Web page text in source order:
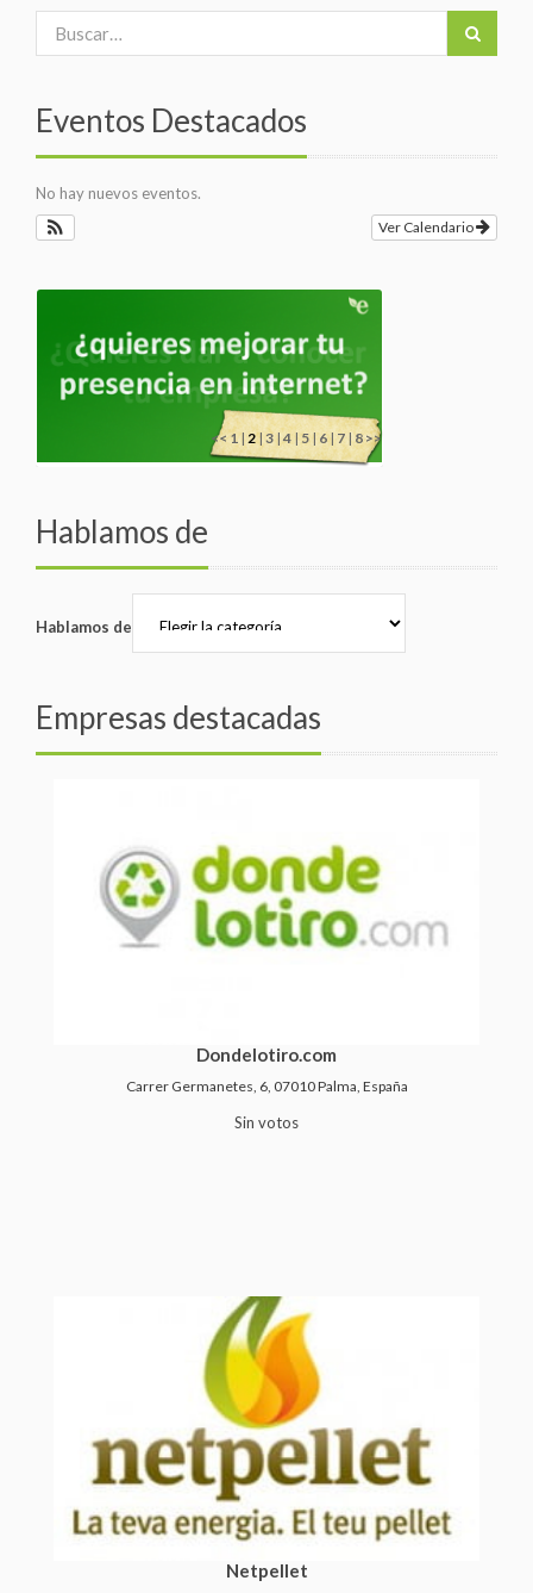
Eventos Destacados
No hay nuevos eventos.
Ver Calendario
<<1| 2| 3|4|5|6| 7|8>>
Hablamos de
Hablamos de
Empresas destacadas
Dondelotiro.com
Carrer Germanetes, 6, 07010 Palma, España
Sin votos
Netpellet